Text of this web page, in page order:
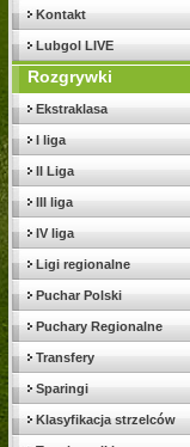
Kontakt
Lubgol LIVE
Rozgrywki
Ekstraklasa
I liga
II Liga
III liga
IV liga
Ligi regionalne
Puchar Polski
Puchary Regionalne
Transfery
Sparingi
Klasyfikacja strzelców